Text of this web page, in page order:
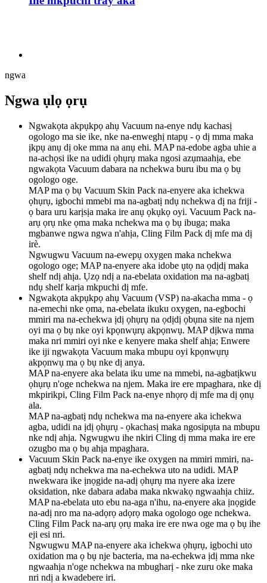
ngwa
Ngwa ụlọ ọrụ
Ngwakọta akpụkpọ ahụ Vacuum na-enye ndụ kachasị
ogologo ma sie ike, nke na-enweghị ntapụ - ọ dị mma maka
ịkpụ anụ dị oke mma na anụ ehi. MAP na-edobe agba uhie a
na-achọsi ike na udidi ọhụrụ maka ngosi azụmaahịa, ebe
ngwakọta Vacuum dabara na nchekwa buru ibu ma ọ bụ
ogologo oge.
MAP ma ọ bụ Vacuum Skin Pack na-enyere aka ichekwa
ọhụrụ, igbochi mmebi ma na-agbatị ndụ nchekwa dị na friji -
ọ bara uru karịsịa maka ire anụ ọkụkọ oyi. Vacuum Pack na-
arụ ọrụ nke ọma maka nchekwa ma ọ bụ ibuga; maka
mgbanwe ngwa ngwa n'ahịa, Cling Film Pack dị mfe ma dị
irè.
Ngwugwu Vacuum na-ewepụ oxygen maka nchekwa
ogologo oge; MAP na-enyere aka idobe ụtọ na ọdịdị maka
shelf ndị ahịa. Ụzọ ndị a na-ebelata oxidation ma na-agbatị
ndụ shelf karịa mkpuchi dị mfe.
Ngwakọta akpụkpọ ahụ Vacuum (VSP) na-akacha mma - ọ
na-emechi nke ọma, na-ebelata ikuku oxygen, na-egbochi
mmiri ma na-echekwa ịdị ọhụrụ na ọdịdị ọbụna site na njem
oyi ma ọ bụ nke oyi kpọnwụrụ akpọnwụ. MAP dịkwa mma
maka nri mmiri oyi nke e kenyere maka shelf ahịa; Enwere
ike iji ngwakọta Vacuum maka mbupu oyi kpọnwụrụ
akpọnwụ ma ọ bụ nke dị anya.
MAP na-enyere aka belata iku ume na mmebi, na-agbatịkwu
ọhụrụ n'oge nchekwa na njem. Maka ire ere mpaghara, nke dị
mkpirikpi, Cling Film Pack na-enye nhọrọ dị mfe ma dị ọnụ
ala.
MAP na-agbatị ndụ nchekwa ma na-enyere aka ichekwa
agba, udidi na ịdị ọhụrụ - ọkachasị maka ngosipụta na mbupu
nke ndị ahịa. Ngwugwu ihe nkiri Cling dị mma maka ire ere
ozugbo ma ọ bụ ahịa mpaghara.
Vacuum Skin Pack na-enye ike oxygen na mmiri mmiri, na-
agbatị ndụ nchekwa ma na-echekwa uto na udidi. MAP
nwekwara ike ịnọgide na-adị ọhụrụ ma nyere aka izere
oksidation, nke dabara adaba maka nkwakọ ngwaahịa chiiz.
MAP na-ebelata uto ebu na-aga n'ihu, na-enyere aka ịnọgide
na-adị nro ma na-adọrọ adọrọ maka ogologo oge nchekwa.
Cling Film Pack na-arụ ọrụ maka ire ere nwa oge ma ọ bụ ihe
eji esi nri.
Ngwugwu MAP na-enyere aka ichekwa ọhụrụ, igbochi uto
oxidation ma ọ bụ nje bacteria, ma na-echekwa ịdị mma nke
ngwaahịa n'oge nchekwa na mbugharị - nke zuru oke maka
nri ndị a kwadebere iri.